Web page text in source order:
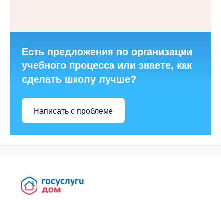
Есть предложения по организации
учебного процесса или знаете, как
сделать школу лучше?
Написать о проблеме